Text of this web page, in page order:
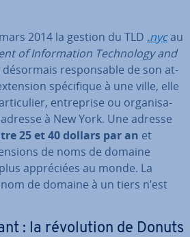
2014 la gestion du TLD .nycau
of In­for­ma­tion Tech­no­logy and
désormais res­pon­sable de son at­
spé­ci­fique à une ville, elle
en­tre­prise ou or­ga­ni­sa­
à New York. Une adresse
25 et 40 dollars par an et
de noms de domaine
ap­pré­ciées au monde. La
de domaine à un tiers n’est
: la ré­vo­lu­tion de Donuts